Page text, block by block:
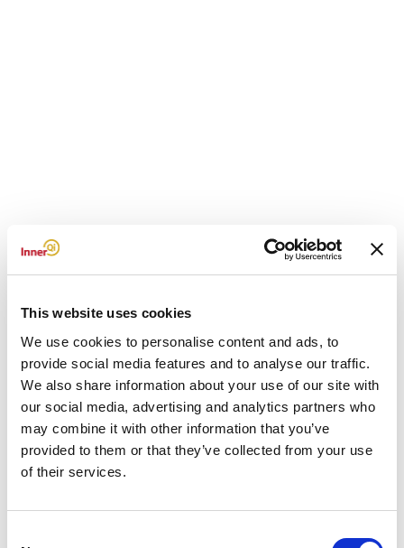
This website uses cookies
We use cookies to personalise content and ads, to
provide social media features and to analyse our traffic.
We also share information about your use of our site with
our social media, advertising and analytics partners who
may combine it with other information that you’ve
provided to them or that they’ve collected from your use
of their services.
InnerQi is gevestigd in het prachtige Grou (Friesland). De locatie
ligt vlakbij (500 m) het NS station Grou-Jirnsum en direct aan de
snelweg (A32). Wil je in de omgeving overnachten? In Grou kun
je een hotel boeken met uitzicht over het mooie pikmeer.
Op locatie hebben we een aparte trainingsruimte waar onze
opleidingen plaatsvinden. Daarnaast geven we ook trainingen op
andere locaties in het land en kunnen we bij jou op kantoor